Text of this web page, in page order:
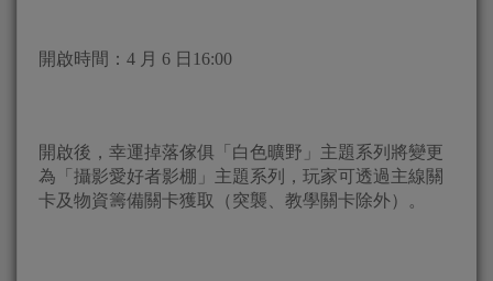
開啟時間：4 月 6 日16:00
開啟後，幸運掉落傢俱「白色曠野」主題系列將變更
為「攝影愛好者影棚」主題系列，玩家可透過主線關
卡及物資籌備關卡獲取（突襲、教學關卡除外）。